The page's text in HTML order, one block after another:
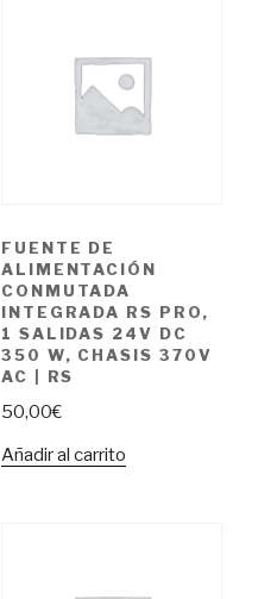
FUENTE DE
ALIMENTACIÓN
CONMUTADA
INTEGRADA RS PRO,
1 SALIDAS 24V DC
350 W, CHASIS 370V
AC | RS
50,00€
Añadir al carrito